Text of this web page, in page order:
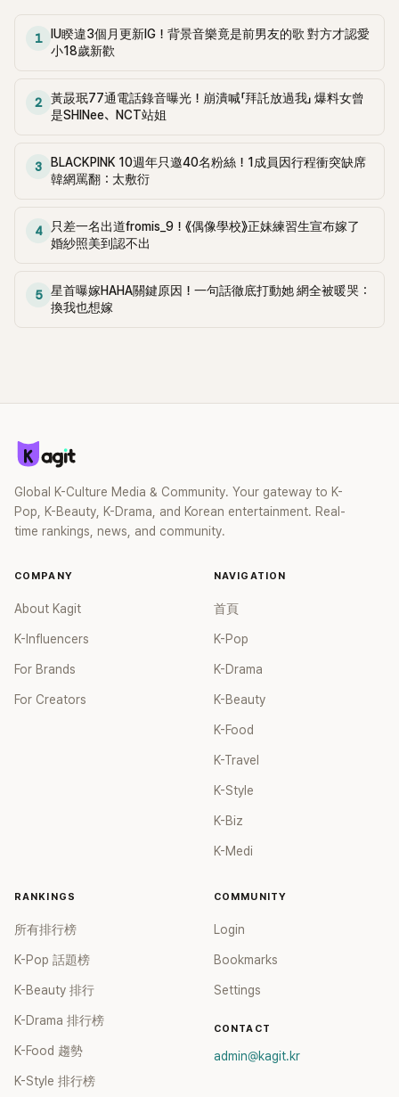
1
IU睽違3個月更新IG！背景音樂竟是前男友的歌 對方才認愛
小18歲新歡
2
黃晸珉77通電話錄音曝光！崩潰喊「拜託放過我」 爆料女曾
是SHINee、NCT站姐
3
BLACKPINK 10週年只邀40名粉絲！1成員因行程衝突缺席
韓網罵翻：太敷衍
4
只差一名出道fromis_9！《偶像學校》正妹練習生宣布嫁了
婚紗照美到認不出
5
星首曝嫁HAHA關鍵原因！一句話徹底打動她 網全被暖哭：
換我也想嫁
Global K-Culture Media & Community. Your gateway to K-
Pop, K-Beauty, K-Drama, and Korean entertainment. Real-
time rankings, news, and community.
COMPANY
About Kagit
K-Influencers
For Brands
For Creators
NAVIGATION
首頁
K-Pop
K-Drama
K-Beauty
K-Food
K-Travel
K-Style
K-Biz
K-Medi
RANKINGS
所有排行榜
K-Pop 話題榜
K-Beauty 排行
K-Drama 排行榜
K-Food 趨勢
K-Style 排行榜
COMMUNITY
Login
Bookmarks
Settings
CONTACT
admin@kagit.kr